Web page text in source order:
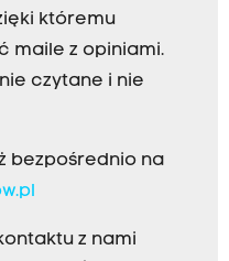
któremu
maile z opiniami.
czytane i nie
bezpośrednio na
z nami